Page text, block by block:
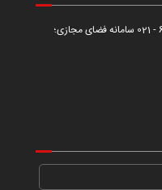
سامانه پیام گیر دفتر مرکزی تهران؛ 66014205 - 021 سامانه فضای مجازی؛